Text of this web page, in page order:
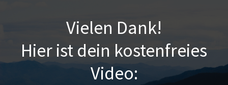
Vielen Dank!
Hier ist dein kostenfreies
Video: